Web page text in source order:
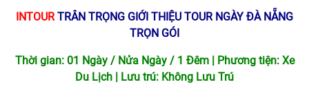
INTOURTRÂN TRỌNG GIỚI THIỆU TOUR NGÀY ĐÀ NẴNG
TRỌN GÓI
Thời gian: 01 Ngày / Nửa Ngày / 1 Đêm | Phương tiện: Xe
Du Lịch | Lưu trú: Không Lưu Trú